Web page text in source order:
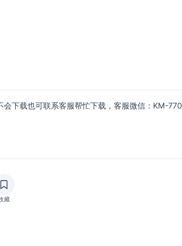
下载也可联系客服帮忙下载，客服微信：KM-770
藏